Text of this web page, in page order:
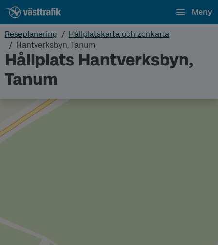
Meny
Reseplanering
Hållplatskarta och zonkarta
Hantverksbyn, Tanum
Hållplats Hantverksbyn,
Tanum